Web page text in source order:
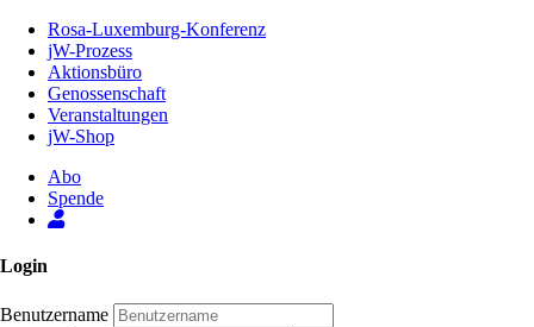
Inhalt
Seite
Rosa-Luxemburg-Konferenz
jW-Prozess
Aktionsbüro
Genossenschaft
Veranstaltungen
jW-Shop
Abo
Spende
Login
Benutzername